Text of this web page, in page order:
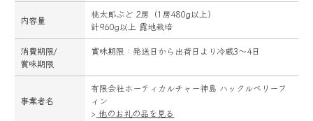
内容量
桃太郎ぶど 2房（1房480g以上）
計960g以上 露地栽培
消費期限/
賞味期限
賞味期限：発送日から出荷日より冷蔵3～4日
事業者名
有限会社ホーティカルチャー神島 ハックルベリーフ
ィン
> 他のお礼の品を見る